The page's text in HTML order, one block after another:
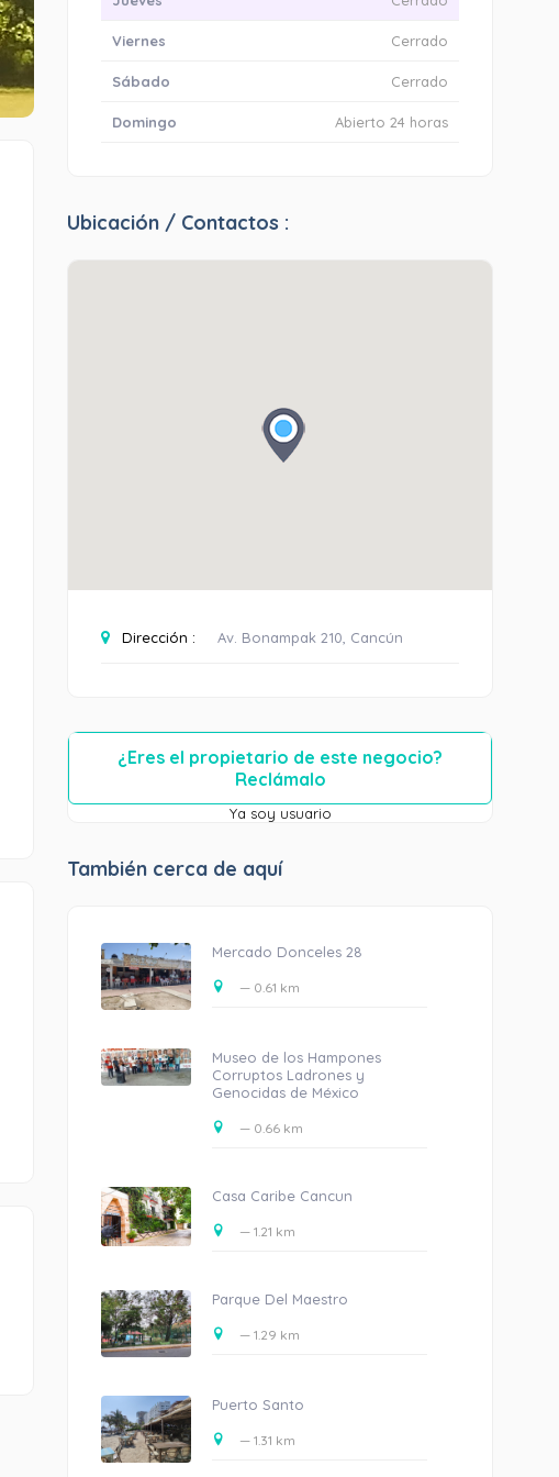
Viernes Cerrado
Sábado Cerrado
Domingo Abierto 24 horas
Ubicación / Contactos :
Dirección : Av. Bonampak 210, Cancún
¿Eres el propietario de este negocio?
Reclámalo
Ya soy usuario
También cerca de aquí
Mercado Donceles 28
— 0.61 km
Museo de los Hampones
Corruptos Ladrones y
Genocidas de México
— 0.66 km
Casa Caribe Cancun
— 1.21 km
Parque Del Maestro
— 1.29 km
Puerto Santo
— 1.31 km